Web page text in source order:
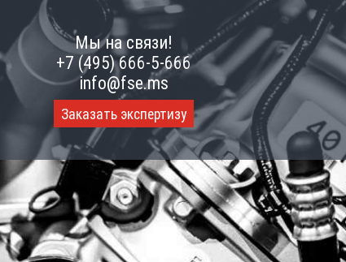
Мы на связи!
+7 (495) 666-5-666
info@fse.ms
Заказать экспертизу